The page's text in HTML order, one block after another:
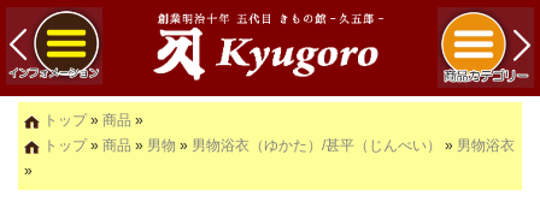
トップ» 商品 »
トップ» 商品 » 男物 » 男物浴衣（ゆかた）/甚平（じんべい） » 男物浴衣
»